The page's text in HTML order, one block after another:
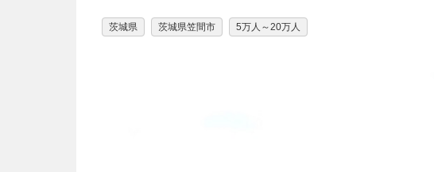
茨城県 茨城県笠間市 5万人～20万人